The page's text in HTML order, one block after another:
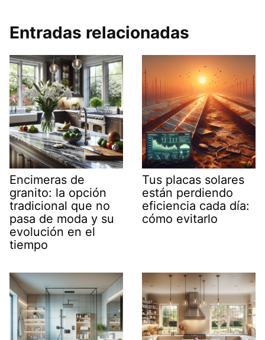
Entradas relacionadas
Encimeras de
granito: la opción
tradicional que no
pasa de moda y su
evolución en el
tiempo
Tus placas solares
están perdiendo
eficiencia cada día:
cómo evitarlo